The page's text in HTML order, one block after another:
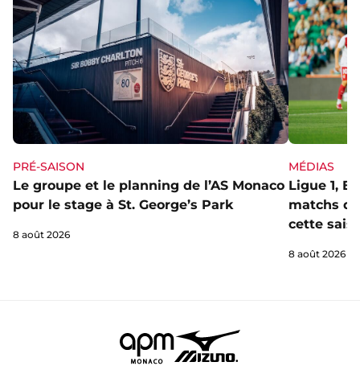
PRÉ-SAISON
Le groupe et le planning de l’AS Monaco
pour le stage à St. George’s Park
8 août 2026
MÉDIAS
Ligue 1,
matchs
cette
8 août 2026